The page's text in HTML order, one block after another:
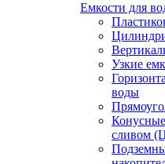
Емкости для
Узкие
воды
сливом